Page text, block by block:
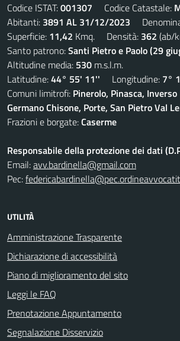
Codice ISTAT:001307 Codice Catastale:
Abitanti: 3891 AL 31/12/2023
Superficie: 11,42 Kmq. Densità: 362 (ab/
Santo patrono:Santi Pietro e Paolo (29
Altitudine media: 530 m.s.l.m.
Latitudine:44° 55' 11'' Longitudine: 7°
Comuni limitrofi: Pinerolo, Pinasca, Inverso
Germano Chisone, Porte, San Pietro Val
Frazioni e borgate:Caserme
Responsabile della protezione dei dati
Email:avv.bardinella@gmail.com
Pec:
UTILITÀ
Amministrazione Trasparente
Dichiarazione di accessibilità
Piano di miglioramento del sito
Leggi le FAQ
Prenotazione Appuntamento
Segnalazione Disservizio